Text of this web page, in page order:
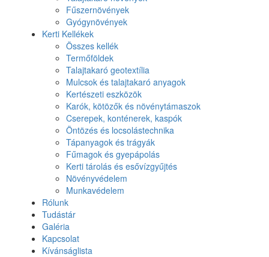
Fűszernövények
Gyógynövények
Kerti Kellékek
Összes kellék
Termőföldek
Talajtakaró geotextília
Mulcsok és talajtakaró anyagok
Kertészeti eszközök
Karók, kötözők és növénytámaszok
Cserepek, konténerek, kaspók
Öntözés és locsolástechnika
Tápanyagok és trágyák
Fűmagok és gyepápolás
Kerti tárolás és esővízgyűjtés
Növényvédelem
Munkavédelem
Rólunk
Tudástár
Galéria
Kapcsolat
Kívánságlista